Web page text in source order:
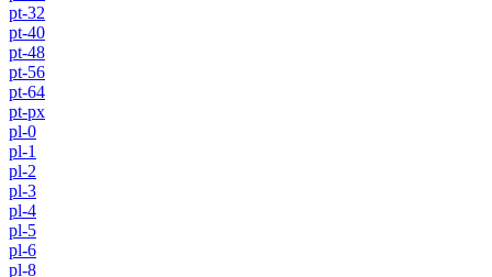
pt-32
pt-40
pt-48
pt-56
pt-64
pt-px
pl-0
pl-1
pl-2
pl-3
pl-4
pl-5
pl-6
pl-8